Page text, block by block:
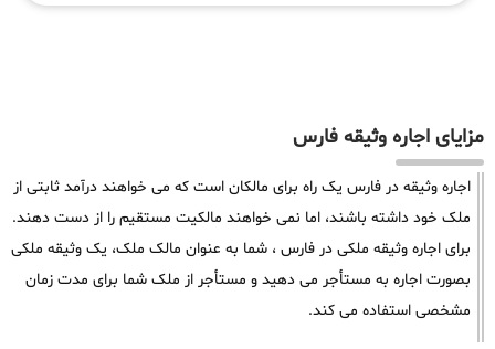
مزایای اجاره وثیقه فارس
اجاره وثیقه در فارس یک راه برای مالکان است که می خواهند درآمد ثابتی از
ملک خود داشته باشند، اما نمی خواهند مالکیت مستقیم را از دست دهند.
برای اجاره وثیقه ملکی در فارس ، شما به عنوان مالک ملک، یک وثیقه ملکی
بصورت اجاره به مستأجر می دهید و مستأجر از ملک شما برای مدت زمان
مشخصی استفاده می کند.